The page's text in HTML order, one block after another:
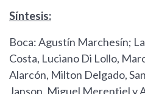
Síntesis:
Boca: Agustín Marchesín;
Costa, Luciano Di Lollo,
Alarcón, Milton Delgado,
Janson, Miguel Merentiel y